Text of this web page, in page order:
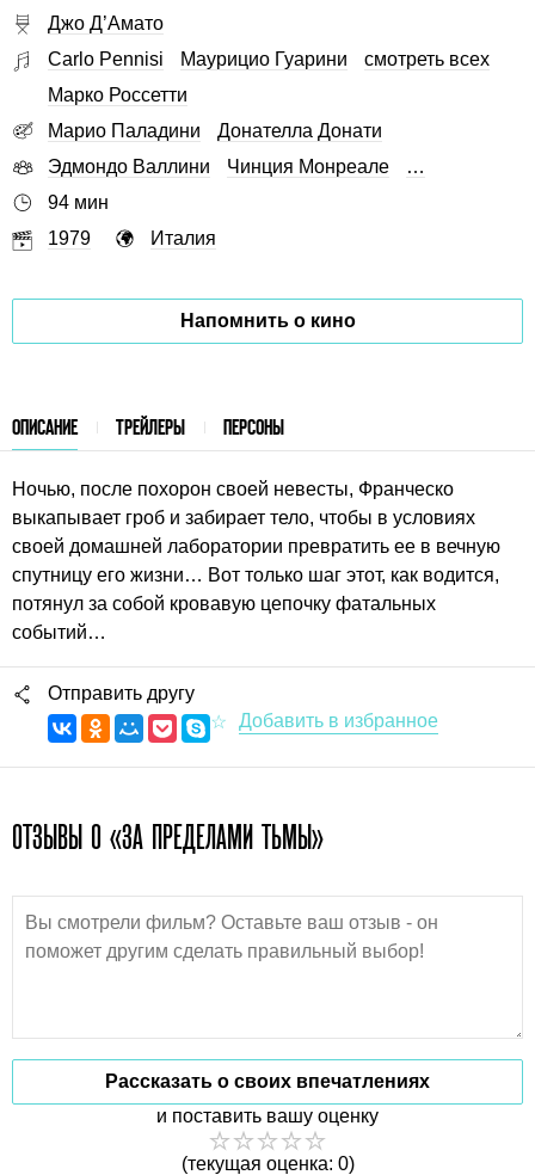
Джо Д’Амато
Carlo Pennisi
Маурицио Гуарини
смотреть всех
Марко Россетти
Марио Паладини
Донателла Донати
Эдмондо Валлини
Чинция Монреале
…
94 мин
1979
Италия
Напомнить о кино
ОПИСАНИЕ ТРЕЙЛЕРЫ ПЕРСОНЫ
Ночью, после похорон своей невесты, Франческо
выкапывает гроб и забирает тело, чтобы в условиях
своей домашней лаборатории превратить ее в вечную
спутницу его жизни… Вот только шаг этот, как водится,
потянул за собой кровавую цепочку фатальных
событий…
Отправить другу
ОТЗЫВЫ О «ЗА ПРЕДЕЛАМИ ТЬМЫ»
Рассказать о своих впечатлениях
и поставить вашу оценку
(текущая оценка: 0)